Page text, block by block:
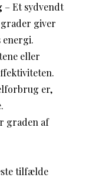
– Et sydvendt
giver
energi.
eller
er,
graden af
tilfælde